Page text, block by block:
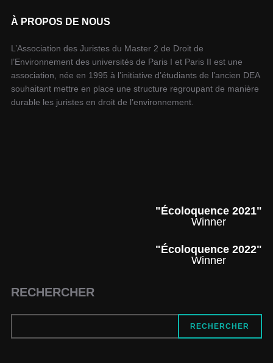
À PROPOS DE NOUS
L’Association des Juristes du Master 2 de Droit de
l’Environnement des universités de Paris I et Paris II est une
association, née en 1995 à l’initiative d’étudiants de l’ancien DEA
souhaitant mettre en place une structure regroupant de manière
durable les juristes en droit de l’environnement.
"Écoloquence 2021"
Winner
"Écoloquence 2022"
Winner
RECHERCHER
RECHERCHER